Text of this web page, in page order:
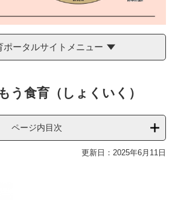
ポータルサイトメニュー
う食育（しょくいく）
ページ内目次
更新日：2025年6月11日